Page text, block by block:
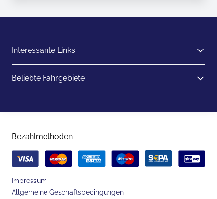
Interessante Links
Beliebte Fahrgebiete
Bezahlmethoden
Impressum
Allgemeine Geschäftsbedingungen